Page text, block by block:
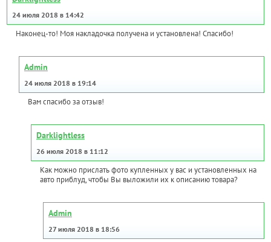
24 июля 2018 в 14:42
Наконец-то! Моя накладочка получена и установлена! Спасибо!
Admin
24 июля 2018 в 19:14
Вам спасибо за отзыв!
Darklightless
26 июля 2018 в 11:12
Как можно прислать фото купленных у вас и установленных на
авто приблуд, чтобы Вы выложили их к описанию товара?
Admin
27 июля 2018 в 18:56